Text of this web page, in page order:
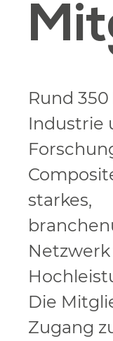
Rund
Industrie
starkes,
Die
Zugang